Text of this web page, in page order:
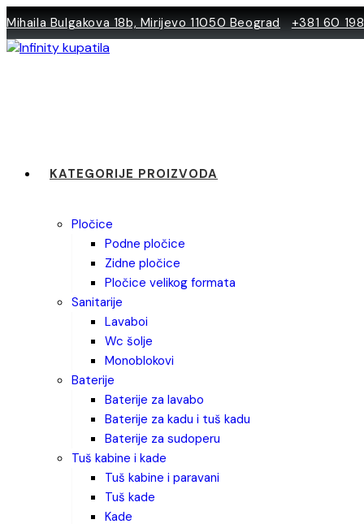
Skip
to
content
Mihaila Bulgakova 18b, Mirijevo 11050 Beograd +381 60
KATEGORIJE PROIZVODA
pločice
podne pločice
zidne pločice
pločice velikog formata
sanitarije
lavaboi
wc šolje
monoblokovi
baterije
baterije za lavabo
baterije za kadu i tuš kadu
baterije za sudoperu
tuš kabine i kade
tuš kabine i paravani
tuš kade
kade